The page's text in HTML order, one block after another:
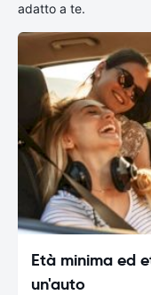
adatto a te.
Età minima ed
un'auto